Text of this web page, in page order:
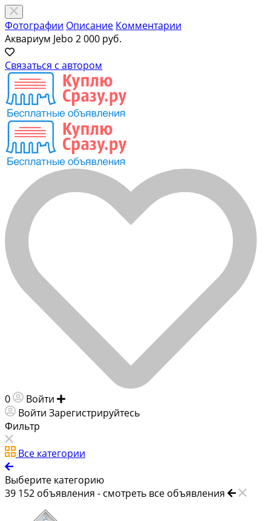
Фотографии Описание Комментарии
Аквариум Jebo 2 000 руб.
Связаться с автором
0 Войти
Войти Зарегистрируйтесь
Фильтр
Все категории
Выберите категорию
39 152 объявления - смотреть все объявления